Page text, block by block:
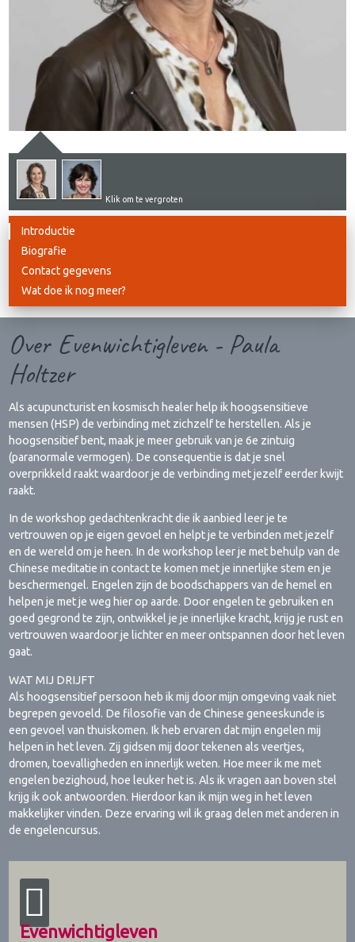
Klik om te vergroten
Introductie
Biografie
Contact gegevens
Wat doe ik nog meer?
Over Evenwichtigleven - Paula
Holtzer
Als acupuncturist en kosmisch healer help ik hoogsensitieve
mensen (HSP) de verbinding met zichzelf te herstellen. Als je
hoogsensitief bent, maak je meer gebruik van je 6e zintuig
(paranormale vermogen). De consequentie is dat je snel
overprikkeld raakt waardoor je de verbinding met jezelf eerder kwijt
raakt.
In de workshop gedachtenkracht die ik aanbied leer je te
vertrouwen op je eigen gevoel en helpt je te verbinden met jezelf
en de wereld om je heen. In de workshop leer je met behulp van de
Chinese meditatie in contact te komen met je innerlijke stem en je
beschermengel. Engelen zijn de boodschappers van de hemel en
helpen je met je weg hier op aarde. Door engelen te gebruiken en
goed gegrond te zijn, ontwikkel je je innerlijke kracht, krijg je rust en
vertrouwen waardoor je lichter en meer ontspannen door het leven
gaat.
WAT MIJ DRIJFT
Als hoogsensitief persoon heb ik mij door mijn omgeving vaak niet
begrepen gevoeld. De filosofie van de Chinese geneeskunde is
een gevoel van thuiskomen. Ik heb ervaren dat mijn engelen mij
helpen in het leven. Zij gidsen mij door tekenen als veertjes,
dromen, toevalligheden en innerlijk weten. Hoe meer ik me met
engelen bezighoud, hoe leuker het is. Als ik vragen aan boven stel
krijg ik ook antwoorden. Hierdoor kan ik mijn weg in het leven
makkelijker vinden. Deze ervaring wil ik graag delen met anderen in
de engelencursus.
Evenwichtigleven